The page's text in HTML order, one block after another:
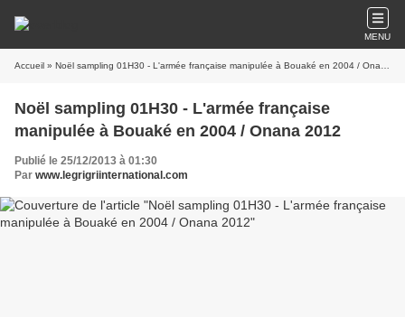
MENU
Accueil » Noël sampling 01H30 - L'armée française manipulée à Bouaké en 2004 / Onana 2012
Noël sampling 01H30 - L'armée française
manipulée à Bouaké en 2004 / Onana 2012
Publié le 25/12/2013 à 01:30
Par www.legrigriinternational.com